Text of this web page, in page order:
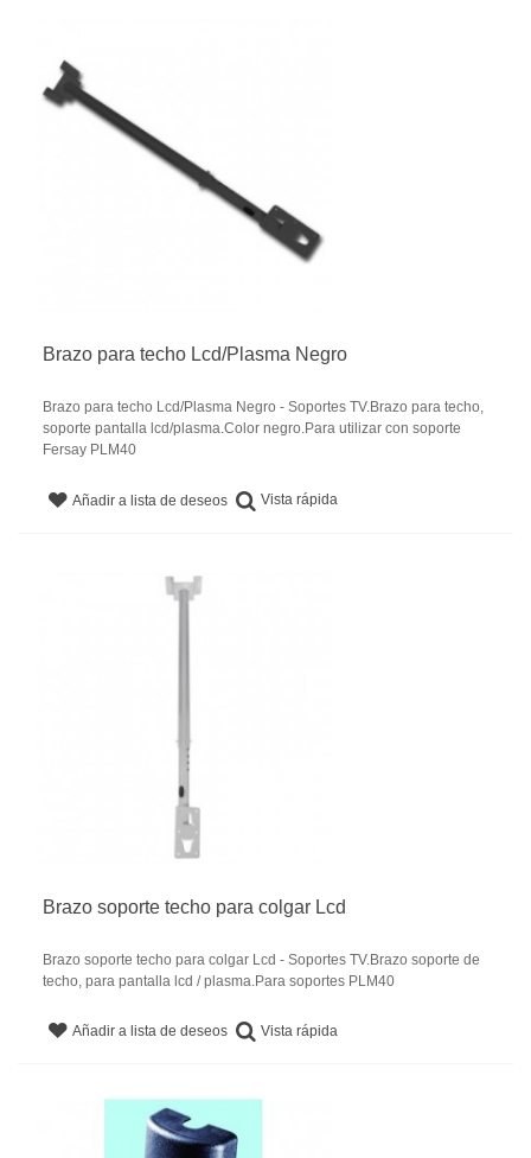
Brazo para techo Lcd/Plasma Negro
Brazo para techo Lcd/Plasma Negro - Soportes TV.Brazo para techo,
soporte pantalla lcd/plasma.Color negro.Para utilizar con soporte
Fersay PLM40
Añadir a lista de deseos Vista rápida
Brazo soporte techo para colgar Lcd
Brazo soporte techo para colgar Lcd - Soportes TV.Brazo soporte de
techo, para pantalla lcd / plasma.Para soportes PLM40
Añadir a lista de deseos Vista rápida